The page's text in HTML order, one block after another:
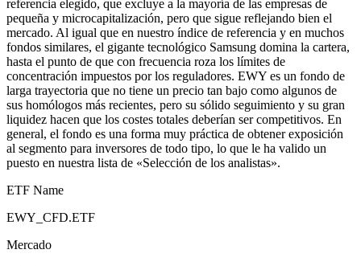
referencia elegido, que excluye a la mayoría de las empresas de
pequeña y microcapitalización, pero que sigue reflejando bien el
mercado. Al igual que en nuestro índice de referencia y en muchos
fondos similares, el gigante tecnológico Samsung domina la cartera,
hasta el punto de que con frecuencia roza los límites de
concentración impuestos por los reguladores. EWY es un fondo de
larga trayectoria que no tiene un precio tan bajo como algunos de
sus homólogos más recientes, pero su sólido seguimiento y su gran
liquidez hacen que los costes totales deberían ser competitivos. En
general, el fondo es una forma muy práctica de obtener exposición
al segmento para inversores de todo tipo, lo que le ha valido un
puesto en nuestra lista de «Selección de los analistas».
ETF Name
EWY_CFD.ETF
Mercado